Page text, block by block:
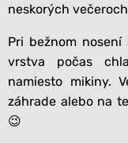
neskorých
Pri bežnom
vrstva počas
namiesto mikiny.
záhrade alebo na
😉